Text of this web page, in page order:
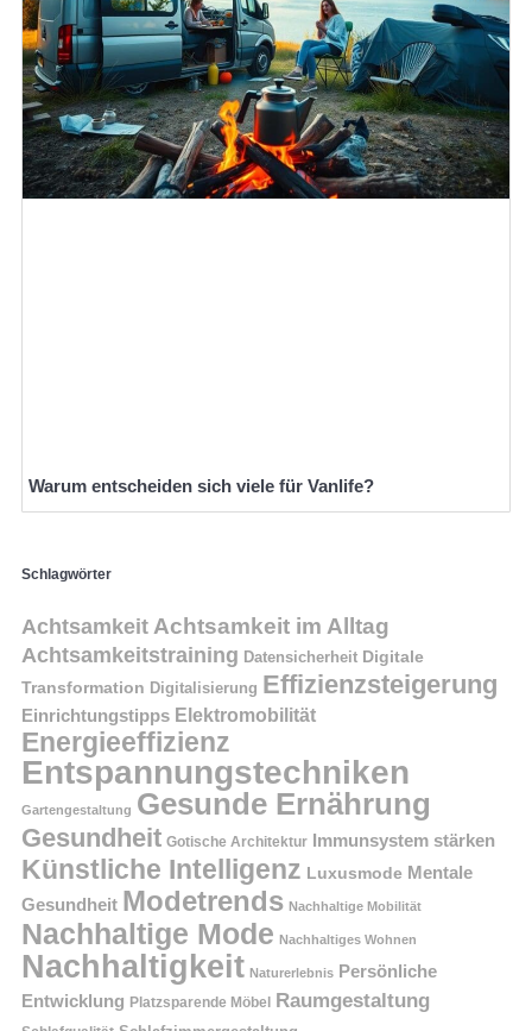
Warum entscheiden sich viele für Vanlife?
Schlagwörter
Achtsamkeit Achtsamkeit im Alltag
Achtsamkeitstraining Datensicherheit Digitale
Transformation Digitalisierung Effizienzsteigerung
Einrichtungstipps Elektromobilität
Energieeffizienz
Entspannungstechniken
Gartengestaltung Gesunde Ernährung
Gesundheit Gotische Architektur Immunsystem stärken
Künstliche Intelligenz Luxusmode Mentale
Gesundheit Modetrends Nachhaltige Mobilität
Nachhaltige Mode Nachhaltiges Wohnen
Nachhaltigkeit Naturerlebnis Persönliche
Entwicklung Platzsparende Möbel Raumgestaltung